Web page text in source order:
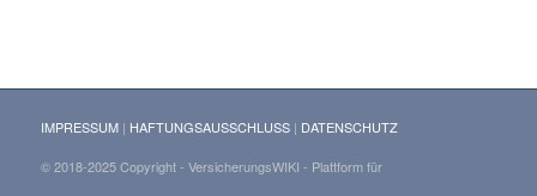
IMPRESSUM| HAFTUNGSAUSSCHLUSS| DATENSCHUTZ
© 2018-2025 Copyright - VersicherungsWIKI - Plattform für